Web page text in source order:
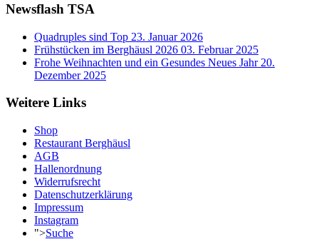
Newsflash TSA
Quadruples sind Top 23. Januar 2026
Frühstücken im Berghäusl 2026 03. Februar 2025
Frohe Weihnachten und ein Gesundes Neues Jahr 20.
Dezember 2025
Weitere Links
Shop
Restaurant Berghäusl
AGB
Hallenordnung
Widerrufsrecht
Datenschutzerklärung
Impressum
Instagram
">Suche